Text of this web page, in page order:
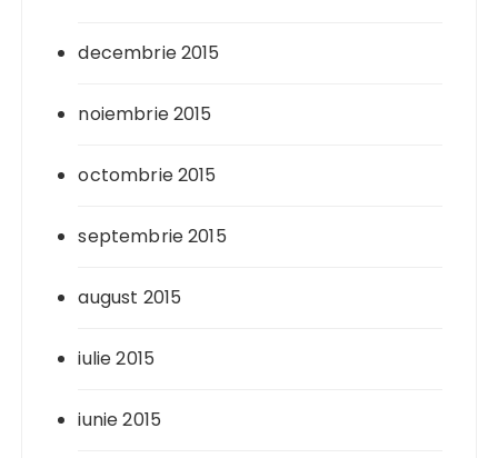
decembrie 2015
noiembrie 2015
octombrie 2015
septembrie 2015
august 2015
iulie 2015
iunie 2015